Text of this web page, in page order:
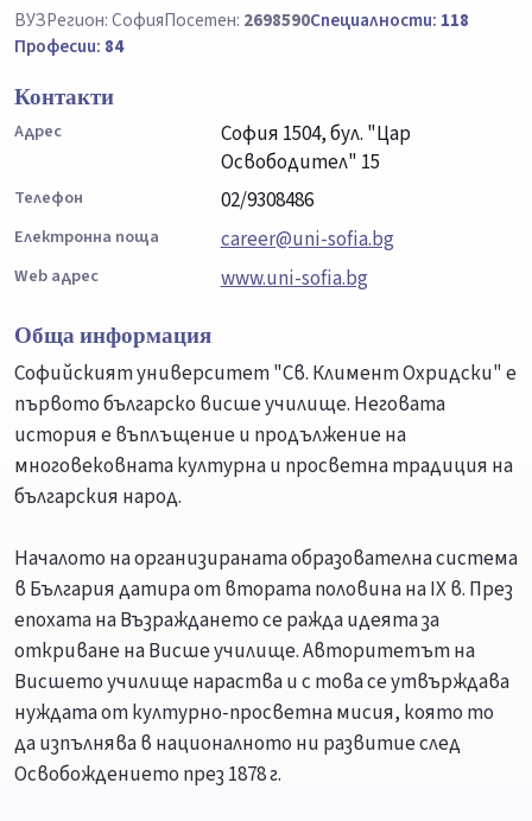
ВУЗРегион: СофияПосетен: 2698590Специалности: 118
Професии: 84
Контакти
Адрес
София 1504, бул. "Цар
Освободител" 15
Телефон 02/9308486
Електронна поща career@uni-sofia.bg
Web адрес
www.uni-sofia.bg
Обща информация
Софийският университет "Св. Климент Охридски" е
първото българско висше училище. Неговата
история е въплъщение и продължение на
многовековната културна и просветна традиция на
българския народ.
Началото на организираната образователна система
в България датира от втората половина на IX в. През
епохата на Възраждането се ражда идеята за
откриване на Висше училище. Авторитетът на
Висшето училище нараства и с това се утвърждава
нуждата от културно-просветна мисия, която то
да изпълнява в националното ни развитие след
Освобождението през 1878 г.